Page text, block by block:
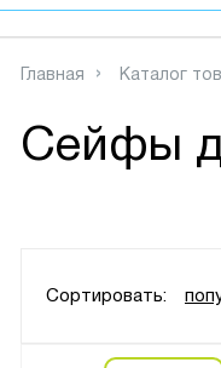
Главная Каталог
Сейфы
Сортировать: